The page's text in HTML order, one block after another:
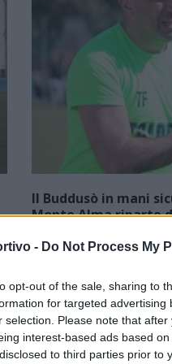
- Do Not Process My
opt-out of the sale, sharing to
for targeted
selection. Please note that
interest-based ads based
to third parties prior to
Il Buddusò in mani
Monte Alma riparte
5 Ago 2026
luglio, inizia ufficialmente la
squadre di Promozione
delle trattative…
Colpo